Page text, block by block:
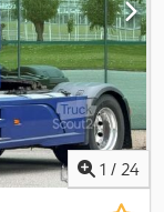
1 / 24